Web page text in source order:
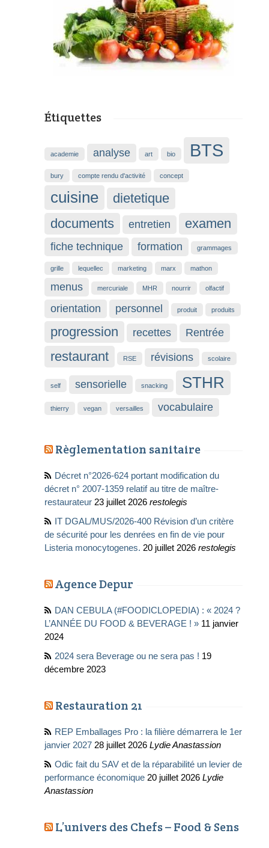
Étiquettes
academie analyse art bio BTS
bury compte rendu d'activité concept
cuisine
dietetique
documents
entretien examen
fiche technique formation grammages
grille lequellec marketing marx mathon
menus mercuriale MHR nourrir olfactif
orientation personnel produit produits
progression recettes Rentrée
restaurant RSE révisions scolaire
self sensorielle snacking STHR
thierry vegan versailles vocabulaire
Règlementation sanitaire
Décret n°2026-624 portant modification du
décret n° 2007-1359 relatif au titre de maître-
restaurateur 23 juillet 2026 restolegis
IT DGAL/MUS/2026-400 Révision d’un critère
de sécurité pour les denrées en fin de vie pour
Listeria monocytogenes. 20 juillet 2026 restolegis
Agence Depur
DAN CEBULA (#FOODICLOPEDIA) : « 2024 ?
L’ANNÉE DU FOOD & BEVERAGE ! » 11 janvier
2024
2024 sera Beverage ou ne sera pas ! 19
décembre 2023
Restauration 21
REP Emballages Pro : la filière démarrera le 1er
janvier 2027 28 juillet 2026 Lydie Anastassion
Odic fait du SAV et de la réparabilité un levier de
performance économique 20 juillet 2026 Lydie
Anastassion
L’univers des Chefs – Food & Sens